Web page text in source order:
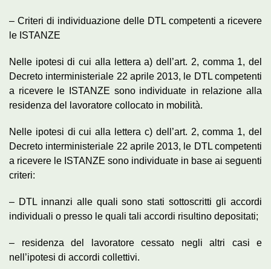
– Criteri di individuazione delle DTL competenti a ricevere
le ISTANZE
Nelle ipotesi di cui alla lettera a) dell’art. 2, comma 1, del
Decreto interministeriale 22 aprile 2013, le DTL competenti
a ricevere le ISTANZE sono individuate in relazione alla
residenza del lavoratore collocato in mobilità.
Nelle ipotesi di cui alla lettera c) dell’art. 2, comma 1, del
Decreto interministeriale 22 aprile 2013, le DTL competenti
a ricevere le ISTANZE sono individuate in base ai seguenti
criteri:
– DTL innanzi alle quali sono stati sottoscritti gli accordi
individuali o presso le quali tali accordi risultino depositati;
– residenza del lavoratore cessato negli altri casi e
nell’ipotesi di accordi collettivi.